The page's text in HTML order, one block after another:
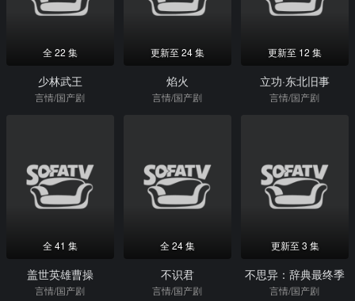
全 22 集
少林武王
言情/国产剧
更新至 24 集
焰火
言情/国产剧
更新至 12 集
立功·东北旧事
言情/国产剧
全 41 集
盖世英雄曹操
言情/国产剧
全 24 集
不识君
言情/国产剧
更新至 3 集
不思异：辞典最终季
言情/国产剧